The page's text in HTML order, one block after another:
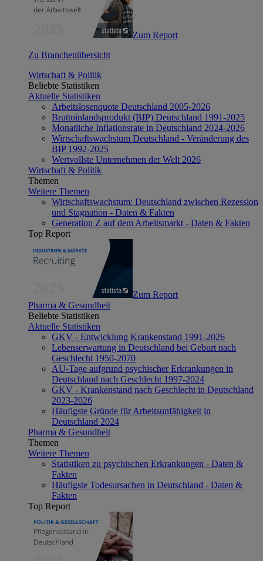
Zum Report
Zu Branchenübersicht
Wirtschaft & Politik
Beliebte Statistiken
Aktuelle Statistiken
Arbeitslosenquote Deutschland 2005-2026
Bruttoinlandsprodukt (BIP) Deutschland 1991-2025
Monatliche Inflationsrate in Deutschland 2024-2026
Wirtschaftswachstum Deutschland - Veränderung des
BIP 1992-2025
Wertvollste Unternehmen der Welt 2026
Wirtschaft & Politik
Themen
Weitere Themen
Wirtschaftswachstum: Deutschland zwischen Rezession
und Stagnation - Daten & Fakten
Generation Z auf dem Arbeitsmarkt - Daten & Fakten
Top Report
Zum Report
Pharma & Gesundheit
Beliebte Statistiken
Aktuelle Statistiken
GKV - Entwicklung Krankenstand 1991-2026
Lebenserwartung in Deutschland bei Geburt nach
Geschlecht 1950-2070
AU-Tage aufgrund psychischer Erkrankungen in
Deutschland nach Geschlecht 1997-2024
GKV - Krankenstand nach Geschlecht in Deutschland
2023-2026
Häufigste Gründe für Arbeitsunfähigkeit in
Deutschland 2024
Pharma & Gesundheit
Themen
Weitere Themen
Statistiken zu psychischen Erkrankungen - Daten &
Fakten
Häufigste Todesursachen in Deutschland - Daten &
Fakten
Top Report